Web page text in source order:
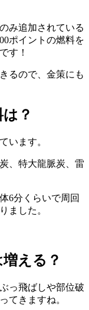
み追加されている
ポイントの燃料を
す！
るので、金策にも
？
います。
、特大龍脈炭、雷
6分くらいで周回
ました。
える？
っ飛ばしや部位破
てきますね。